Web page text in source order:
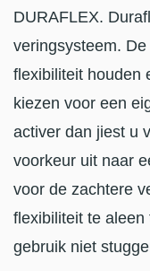
DURAFLEX.
veringsysteem.
flexibiliteit houden
kiezen voor een
activer dan jiest u
voorkeur uit naar
voor de zachtere
flexibiliteit te
gebruik niet